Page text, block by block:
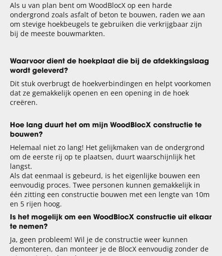
Als u van plan bent om WoodBlocX op een harde
ondergrond zoals asfalt of beton te bouwen, raden we aan
om stevige hoekbeugels te gebruiken die verkrijgbaar zijn
bij de meeste bouwmarkten.
Waarvoor dient de hoekplaat die bij de afdekkingslaag
wordt geleverd?
Dit stuk overbrugt de hoekverbindingen en helpt voorkomen
dat ze gemakkelijk openen en een opening in de hoek
creëren.
Hoe lang duurt het om mijn WoodBlocX constructie te
bouwen?
Helemaal niet zo lang! Het gelijkmaken van de ondergrond
om de eerste rij op te plaatsen, duurt waarschijnlijk het
langst.
Als dat eenmaal is gebeurd, is het eigenlijke bouwen een
eenvoudig proces. Twee personen kunnen gemakkelijk in
één zitting een constructie bouwen met een lengte van 10m
en 5 rijen hoog.
Is het mogelijk om een ​​WoodBlocX constructie uit elkaar
te nemen?
Ja, geen probleem! Wil je de constructie weer kunnen
demonteren, dan monteer je de BlocX eenvoudig zonder de